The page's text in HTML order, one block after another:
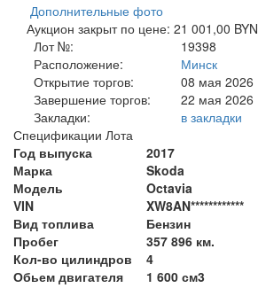
Дополнительные фото
Аукцион закрыт по цене: 21 001,00 BYN
Лот №:
19398
Расположение:
Минск
Открытие торгов:
08 мая 2026
Завершение торгов:
22 мая 2026
Закладки:
в закладки
Спецификации Лота
Год выпуска
2017
Марка
Skoda
Модель
Octavia
VIN
XW8AN************
Вид топлива
Бензин
Пробег
357 896 км.
Кол-во цилиндров
4
Обьем двигателя
1 600 см3